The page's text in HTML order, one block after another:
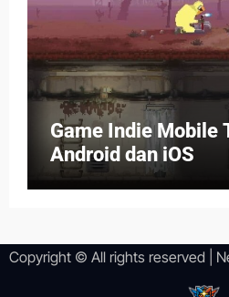
Game Indie Mobile
Android dan iOS
Copyright © All rights reserved